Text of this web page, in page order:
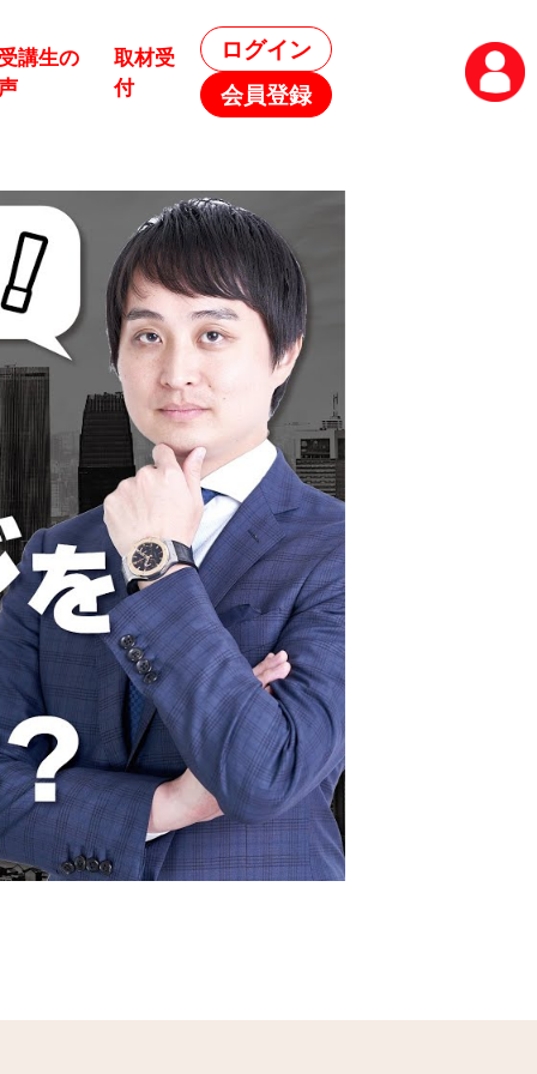
講生の
取材受
付
ログイン
会員登録